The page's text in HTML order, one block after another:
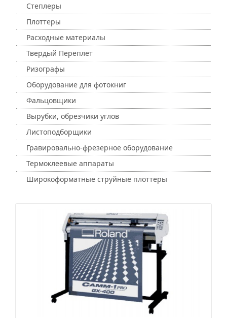
Степлеры
Плоттеры
Расходные материалы
Твердый Переплет
Ризографы
Оборудование для фотокниг
Фальцовщики
Вырубки, обрезчики углов
Листоподборщики
Гравировально-фрезерное оборудование
Термоклеевые аппараты
Широкоформатные струйные плоттеры